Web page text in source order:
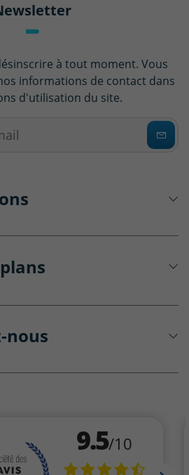
à tout moment. Vous
informations de contact dans
d'utilisation du site.
nous